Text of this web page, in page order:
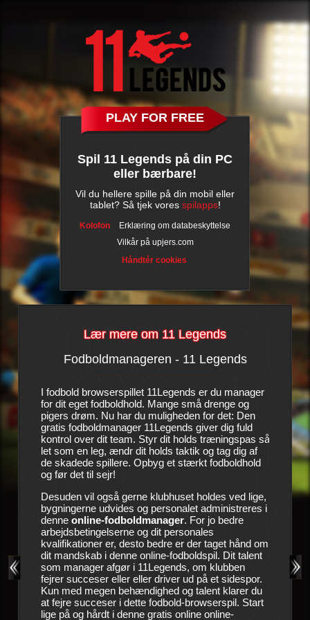
PLAY FOR FREE
Spil 11 Legends på din PC
eller bærbare!
Vil du hellere spille på din mobil eller
tablet? Så tjek vores spilapps!
Kolofon
Erklæring om databeskyttelse
Vilkår på upjers.com
Håndtér cookies
Lær mere om 11 Legends
i
Fodboldmanageren - 11 Legends
I fodbold browserspillet 11Legends er du manager
for dit eget fodboldhold. Mange små drenge og
pigers drøm. Nu har du muligheden for det: Den
gratis fodboldmanager 11Legends giver dig fuld
kontrol over dit team. Styr dit holds træningspas så
let som en leg, ændr dit holds taktik og tag dig af
de skadede spillere. Opbyg et stærkt fodboldhold
og før det til sejr!
Desuden vil også gerne klubhuset holdes ved lige,
bygningerne udvides og personalet administreres i
denne online-fodboldmanager. For jo bedre
arbejdsbetingelserne og dit personales
kvalifikationer er, desto bedre er der taget hånd om
dit mandskab i denne online-fodboldspil. Dit talent
som manager afgør i 11Legends, om klubben
fejrer succeser eller eller driver ud på et sidespor.
Kun med megen behændighed og talent klarer du
at fejre succeser i dette fodbold-browserspil. Start
lige på og hårdt i denne gratis online online-
Det er
kan
ser det
hårde
sidste
ledelse
gode
raske